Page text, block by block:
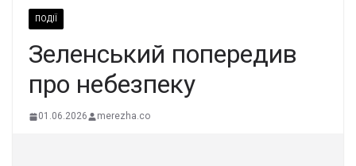
ПОДІЇ
Зеленський попередив
про небезпеку
01.06.2026 merezha.co